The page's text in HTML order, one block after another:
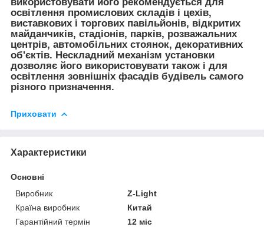
освітлення промислових складів і цехів,
виставкових і торгових павільйонів, відкритих
майданчиків, стадіонів, парків, розважальних
центрів, автомобільних стоянок, декоративних
об'єктів. Нескладний механізм установки
дозволяє його використовувати також і для
освітлення зовнішніх фасадів будівель самого
різного призначення.
Приховати
Характеристики
Основні
Виробник
Z-Light
Країна виробник
Китай
Гарантійний термін
12 міс